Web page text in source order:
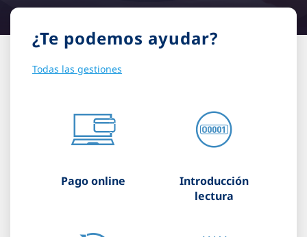
¿Te podemos ayudar?
Todas las gestiones
Pago online
Introducción
lectura